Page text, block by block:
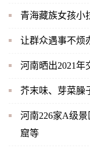
青海藏族女孩小
让群众遇事不烦
河南晒出2021年
芥末味、芽菜臊
河南226家A级
窟等